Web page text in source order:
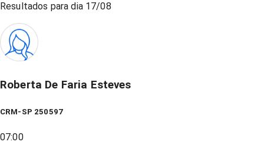
Resultados para dia 17/08
Roberta De Faria Esteves
CRM-SP 250597
07:00